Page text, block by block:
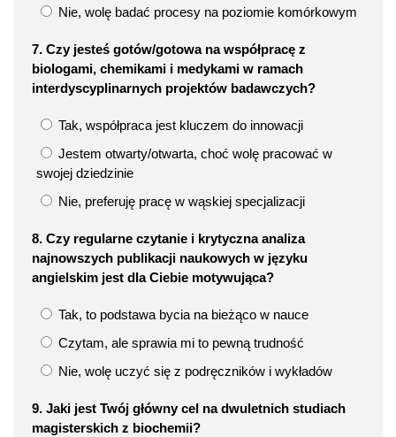
Nie, wolę badać procesy na poziomie komórkowym
7. Czy jesteś gotów/gotowa na współpracę z
biologami, chemikami i medykami w ramach
interdyscyplinarnych projektów badawczych?
Tak, współpraca jest kluczem do innowacji
Jestem otwarty/otwarta, choć wolę pracować w
swojej dziedzinie
Nie, preferuję pracę w wąskiej specjalizacji
8. Czy regularne czytanie i krytyczna analiza
najnowszych publikacji naukowych w języku
angielskim jest dla Ciebie motywująca?
Tak, to podstawa bycia na bieżąco w nauce
Czytam, ale sprawia mi to pewną trudność
Nie, wolę uczyć się z podręczników i wykładów
9. Jaki jest Twój główny cel na dwuletnich studiach
magisterskich z biochemii?